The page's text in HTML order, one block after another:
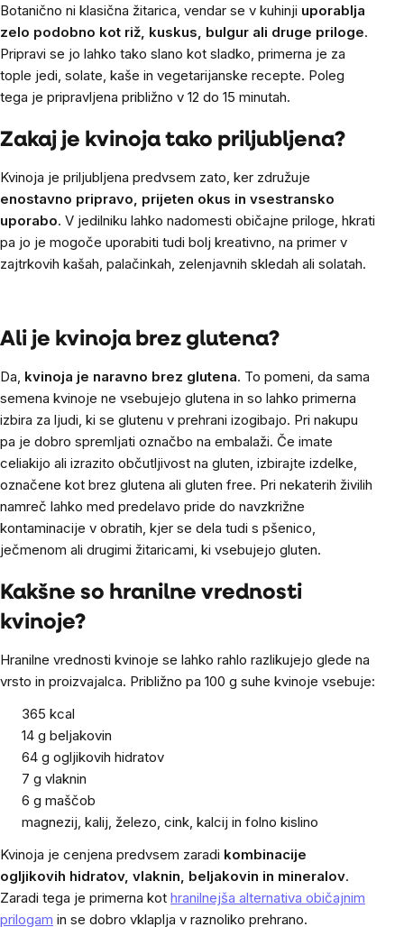
Botanično ni klasična žitarica, vendar se v kuhinji uporablja
zelo podobno kot riž, kuskus, bulgur ali druge priloge.
Pripravi se jo lahko tako slano kot sladko, primerna je za
tople jedi, solate, kaše in vegetarijanske recepte. Poleg
tega je pripravljena približno v 12 do 15 minutah.
Zakaj je kvinoja tako priljubljena?
Kvinoja je priljubljena predvsem zato, ker združuje
enostavno pripravo, prijeten okus in vsestransko
uporabo. V jedilniku lahko nadomesti običajne priloge, hkrati
pa jo je mogoče uporabiti tudi bolj kreativno, na primer v
zajtrkovih kašah, palačinkah, zelenjavnih skledah ali solatah.
Ali je kvinoja brez glutena?
Da, kvinoja je naravno brez glutena. To pomeni, da sama
semena kvinoje ne vsebujejo glutena in so lahko primerna
izbira za ljudi, ki se glutenu v prehrani izogibajo. Pri nakupu
pa je dobro spremljati označbo na embalaži. Če imate
celiakijo ali izrazito občutljivost na gluten, izbirajte izdelke,
označene kot brez glutena ali gluten free. Pri nekaterih živilih
namreč lahko med predelavo pride do navzkrižne
kontaminacije v obratih, kjer se dela tudi s pšenico,
ječmenom ali drugimi žitaricami, ki vsebujejo gluten.
Kakšne so hranilne vrednosti
kvinoje?
Hranilne vrednosti kvinoje se lahko rahlo razlikujejo glede na
vrsto in proizvajalca. Približno pa 100 g suhe kvinoje vsebuje:
365 kcal
14 g beljakovin
64 g ogljikovih hidratov
7 g vlaknin
6 g maščob
magnezij, kalij, železo, cink, kalcij in folno kislino
Kvinoja je cenjena predvsem zaradi kombinacije
ogljikovih hidratov, vlaknin, beljakovin in mineralov.
Zaradi tega je primerna kot hranilnejša alternativa običajnim
prilogam in se dobro vklaplja v raznoliko prehrano.